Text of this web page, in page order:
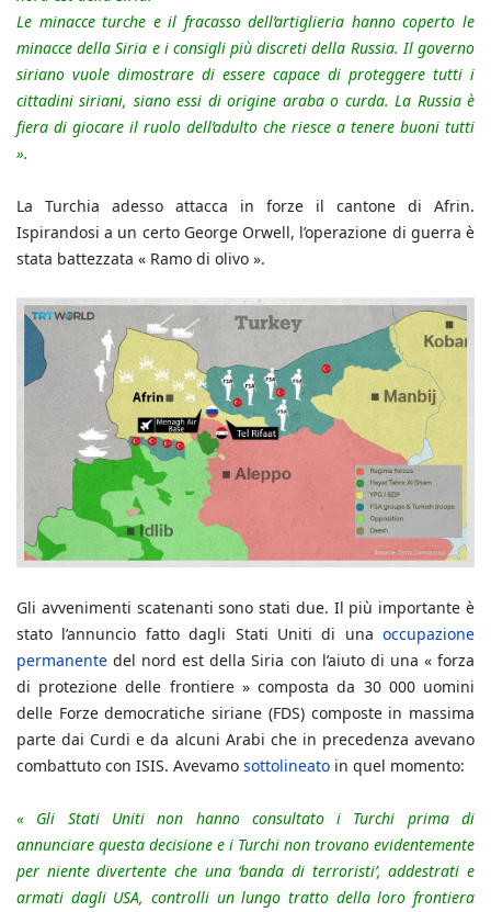
Le minacce turche e il fracasso dell’artiglieria hanno coperto le
minacce della Siria e i consigli più discreti della Russia. Il governo
siriano vuole dimostrare di essere capace di proteggere tutti i
cittadini siriani, siano essi di origine araba o curda. La Russia è
fiera di giocare il ruolo dell’adulto che riesce a tenere buoni tutti
».
La Turchia adesso attacca in forze il cantone di Afrin.
Ispirandosi a un certo George Orwell, l’operazione di guerra è
stata battezzata « Ramo di olivo ».
Gli avvenimenti scatenanti sono stati due. Il più importante è
stato l’annuncio fatto dagli Stati Uniti di una occupazione
permanente del nord est della Siria con l’aiuto di una « forza
di protezione delle frontiere » composta da 30 000 uomini
delle Forze democratiche siriane (FDS) composte in massima
parte dai Curdi e da alcuni Arabi che in precedenza avevano
combattuto con ISIS. Avevamo sottolineato in quel momento:
« Gli Stati Uniti non hanno consultato i Turchi prima di
annunciare questa decisione e i Turchi non trovano evidentemente
per niente divertente che una ‘banda di terroristi’, addestrati e
armati dagli USA, controlli un lungo tratto della loro frontiera